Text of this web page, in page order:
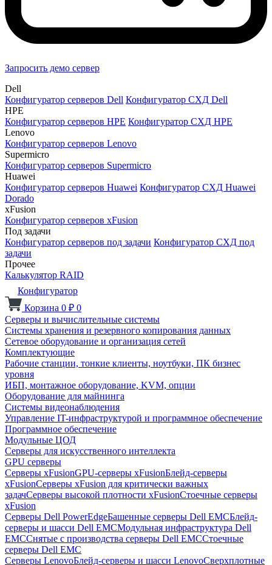
Запросить демо сервер
Dell
Конфигуратор серверов Dell Конфигуратор СХД Dell
HPE
Конфигуратор серверов HPE Конфигуратор СХД HPE
Lenovo
Конфигуратор серверов Lenovo
Supermicro
Конфигуратор серверов Supermicro
Huawei
Конфигуратор серверов Huawei Конфигуратор СХД Huawei
Dorado
xFusion
Конфигуратор серверов xFusion
Под задачи
Конфигуратор серверов под задачи Конфигуратор СХД под
задачи
Прочее
Калькулятор RAID
Конфигуратор
Корзина 0 ₽ 0
Серверы и вычислительные системы
Системы хранения и резервного копирования данных
Сетевое оборудование и организация сетей
Комплектующие
Рабочие станции, тонкие клиенты, ноутбуки, ПК бизнес
уровня
ИБП, монтажное оборудование, KVM, опции
Оборудование для майнинга
Системы видеонаблюдения
Управление IT-инфраструктурой и программное обеспечение
Программное обеспечение
Модульные ЦОД
Серверы для искусственного интеллекта
GPU серверы
Серверы xFusionGPU-серверы xFusionБлейд-серверы
xFusionСерверы xFusion для критически важных
задачСерверы высокой плотности xFusionСтоечные серверы
xFusion
Серверы Dell PowerEdgeБашенные серверы Dell EMCБлейд-
серверы и шасси Dell EMCМодульная инфраструктура Dell
EMCСнятые с производства серверы Dell EMCСтоечные
серверы Dell EMC
Серверы LenovoБлейд-серверы и шасси LenovoСверхплотные